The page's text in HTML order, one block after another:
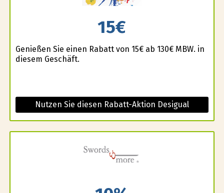
15€
Genießen Sie einen Rabatt von 15€ ab 130€ MBW. in
diesem Geschäft.
Nutzen Sie diesen Rabatt-Aktion Desigual